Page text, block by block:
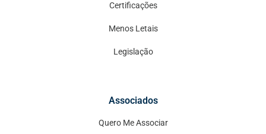
Certificações
Menos Letais
Legislação
Associados
Quero Me Associar